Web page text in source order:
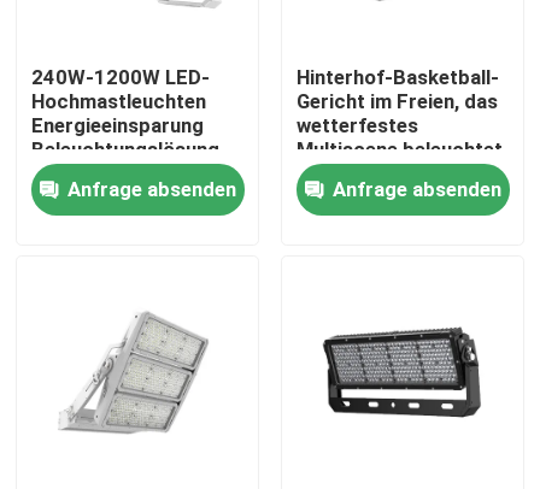
Heim
Produkte
ÜBER US
Fabrik-Ausflug
240W-1200W LED-
Hochmastleuchten
Energieeinsparung
Beleuchtungslösung
Anfrage absenden
Hinterhof-Basketball-
Gericht im Freien, das
wetterfestes
Multiscene beleuchtet
Anfrage absenden